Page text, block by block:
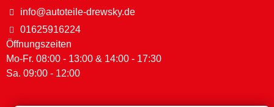
info@autoteile-drewsky.de
01625916224
Öffnungszeiten
Mo-Fr. 08:00 - 13:00 & 14:00 - 17:30
Sa. 09:00 - 12:00